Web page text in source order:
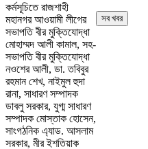
কর্মসূচিতে রাজশাহী
মহানগর আওয়ামী লীগের
সভাপতি বীর মুক্তিযোদ্ধা
মোহাম্মদ আলী কামাল, সহ-
সভাপতি বীর মুক্তিযোদ্ধা
নওশের আলী, ডা. তবিবুর
রহমান শেখ, নাইমুল হুদা
রানা, সাধারণ সম্পাদক
ডাবলু সরকার, যুগ্ম সাধারণ
সম্পাদক মোস্তাক হোসেন,
সাংগঠনিক এ্যাড. আসলাম
সরকার, মীর ইশতিয়াক
সব খবর